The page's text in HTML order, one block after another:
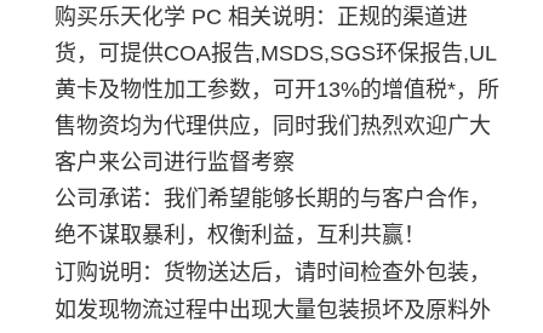
购买乐天化学 PC 相关说明：正规的渠道进
货，可提供COA报告,MSDS,SGS环保报告,UL
黄卡及物性加工参数，可开13%的增值税*，所
售物资均为代理供应，同时我们热烈欢迎广大
客户来公司进行监督考察
公司承诺：我们希望能够长期的与客户合作，
绝不谋取暴利，权衡利益，互利共赢！
订购说明：货物送达后，请时间检查外包装，
如发现物流过程中出现大量包装损坏及原料外